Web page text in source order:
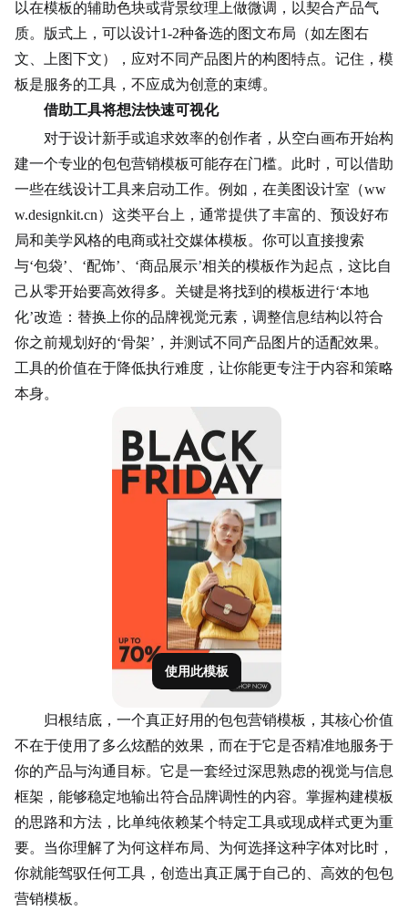
以在模板的辅助色块或背景纹理上做微调，以契合产品气
质。版式上，可以设计1-2种备选的图文布局（如左图右
文、上图下文），应对不同产品图片的构图特点。记住，模
板是服务的工具，不应成为创意的束缚。
借助工具将想法快速可视化
对于设计新手或追求效率的创作者，从空白画布开始构
建一个专业的包包营销模板可能存在门槛。此时，可以借助
一些在线设计工具来启动工作。例如，在美图设计室（ww
w.designkit.cn）这类平台上，通常提供了丰富的、预设好布
局和美学风格的电商或社交媒体模板。你可以直接搜索
与‘包袋’、‘配饰’、‘商品展示’相关的模板作为起点，这比自
己从零开始要高效得多。关键是将找到的模板进行‘本地
化’改造：替换上你的品牌视觉元素，调整信息结构以符合
你之前规划好的‘骨架’，并测试不同产品图片的适配效果。
工具的价值在于降低执行难度，让你能更专注于内容和策略
本身。
使用此模板
归根结底，一个真正好用的包包营销模板，其核心价值
不在于使用了多么炫酷的效果，而在于它是否精准地服务于
你的产品与沟通目标。它是一套经过深思熟虑的视觉与信息
框架，能够稳定地输出符合品牌调性的内容。掌握构建模板
的思路和方法，比单纯依赖某个特定工具或现成样式更为重
要。当你理解了为何这样布局、为何选择这种字体对比时，
你就能驾驭任何工具，创造出真正属于自己的、高效的包包
营销模板。